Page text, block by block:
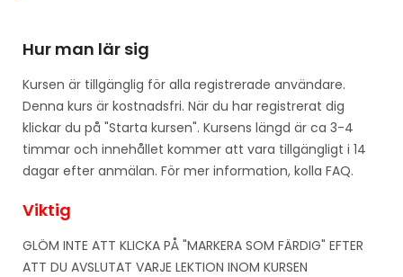
Hur man lär sig
Kursen är tillgänglig för alla registrerade användare.
Denna kurs är kostnadsfri. När du har registrerat dig
klickar du på "Starta kursen". Kursens längd är ca 3-4
timmar och innehållet kommer att vara tillgängligt i 14
dagar efter anmälan. För mer information, kolla FAQ.
Viktig
GLÖM INTE ATT KLICKA PÅ "MARKERA SOM FÄRDIG" EFTER
ATT DU AVSLUTAT VARJE LEKTION INOM KURSEN